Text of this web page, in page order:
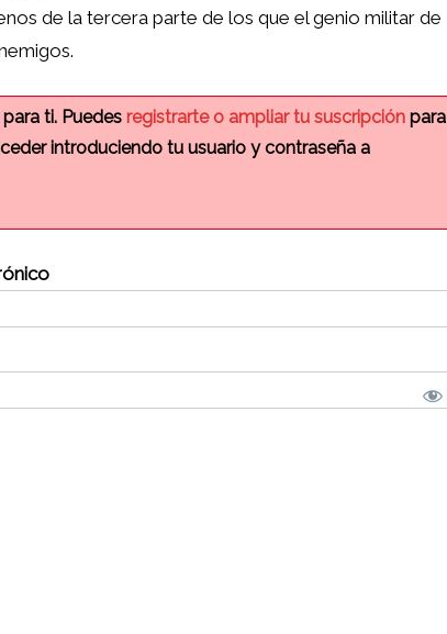
de la tercera parte de los que el genio militar de
ti. Puedes registrarte o ampliar tu suscripción para
introduciendo tu usuario y contraseña a